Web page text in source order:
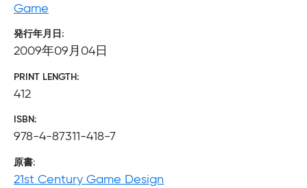
Game
発行年月日
2009年09月04日
PRINT LENGTH
412
ISBN
978-4-87311-418-7
原書
21st Century Game Design